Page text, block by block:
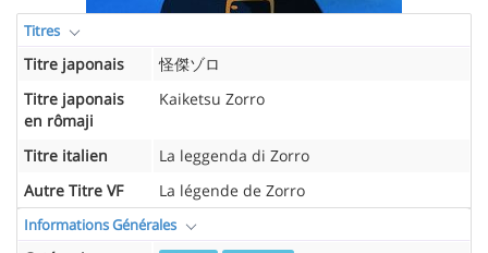
Titres
Titre japonais
怪傑ゾロ
Titre japonais
en rômaji
Kaiketsu Zorro
Titre italien
La leggenda di Zorro
Autre Titre VF
La légende de Zorro
Informations Générales